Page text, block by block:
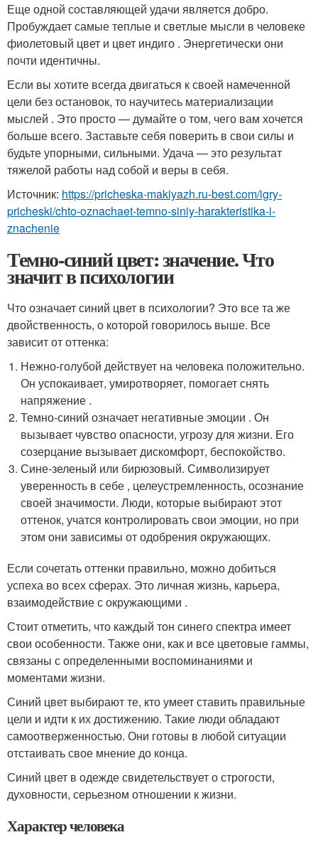
Еще одной составляющей удачи является добро.
Пробуждает самые теплые и светлые мысли в человеке
фиолетовый цвет и цвет индиго . Энергетически они
почти идентичны.
Если вы хотите всегда двигаться к своей намеченной
цели без остановок, то научитесь материализации
мыслей . Это просто — думайте о том, чего вам хочется
больше всего. Заставьте себя поверить в свои силы и
будьте упорными, сильными. Удача — это результат
тяжелой работы над собой и веры в себя.
Источник: https://pricheska-makiyazh.ru-best.com/igry-
pricheski/chto-oznachaet-temno-siniy-harakteristika-i-
znachenie
Темно-синий цвет: значение. Что
значит в психологии
Что означает синий цвет в психологии? Это все та же
двойственность, о которой говорилось выше. Все
зависит от оттенка:
Нежно-голубой действует на человека положительно.
Он успокаивает, умиротворяет, помогает снять
напряжение .
Темно-синий означает негативные эмоции . Он
вызывает чувство опасности, угрозу для жизни. Его
созерцание вызывает дискомфорт, беспокойство.
Сине-зеленый или бирюзовый. Символизирует
уверенность в себе , целеустремленность, осознание
своей значимости. Люди, которые выбирают этот
оттенок, учатся контролировать свои эмоции, но при
этом они зависимы от одобрения окружающих.
Если сочетать оттенки правильно, можно добиться
успеха во всех сферах. Это личная жизнь, карьера,
взаимодействие с окружающими .
Стоит отметить, что каждый тон синего спектра имеет
свои особенности. Также они, как и все цветовые гаммы,
связаны с определенными воспоминаниями и
моментами жизни.
Синий цвет выбирают те, кто умеет ставить правильные
цели и идти к их достижению. Такие люди обладают
самоотверженностью. Они готовы в любой ситуации
отстаивать свое мнение до конца.
Синий цвет в одежде свидетельствует о строгости,
духовности, серьезном отношении к жизни.
Характер человека